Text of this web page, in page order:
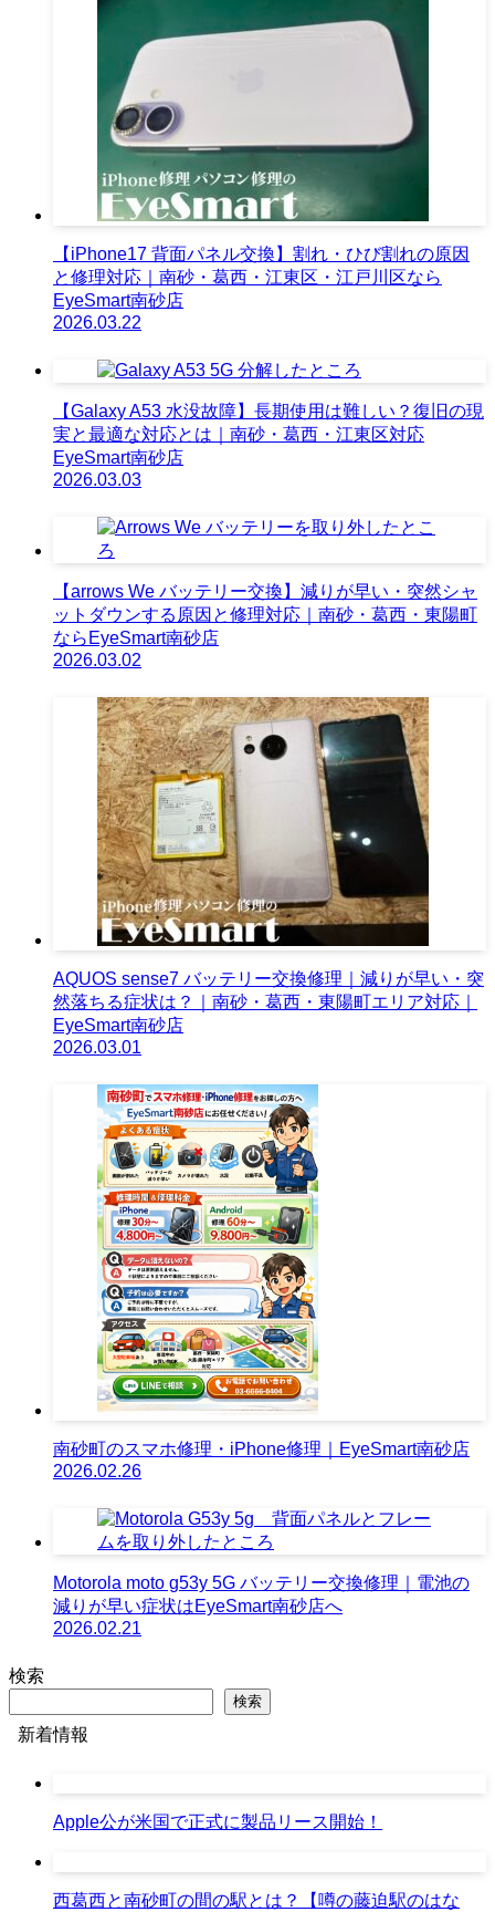
【iPhone17 背面パネル交換】割れ・ひび割れの原因
と修理対応｜南砂・葛西・江東区・江戸川区なら
EyeSmart南砂店
2026.03.22
【Galaxy A53 水没故障】長期使用は難しい？復旧の現
実と最適な対応とは｜南砂・葛西・江東区対応
EyeSmart南砂店
2026.03.03
【arrows We バッテリー交換】減りが早い・突然シャ
ットダウンする原因と修理対応｜南砂・葛西・東陽町
ならEyeSmart南砂店
2026.03.02
AQUOS sense7 バッテリー交換修理｜減りが早い・突
然落ちる症状は？｜南砂・葛西・東陽町エリア対応｜
EyeSmart南砂店
2026.03.01
南砂町のスマホ修理・iPhone修理｜EyeSmart南砂店
2026.02.26
Motorola moto g53y 5G バッテリー交換修理｜電池の
減りが早い症状はEyeSmart南砂店へ
2026.02.21
検索
検索
新着情報
Apple公が米国で正式に製品リース開始！
西葛西と南砂町の間の駅とは？【噂の藤迫駅のはな